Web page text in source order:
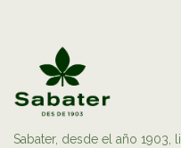
Sabater, desde el año 1903,